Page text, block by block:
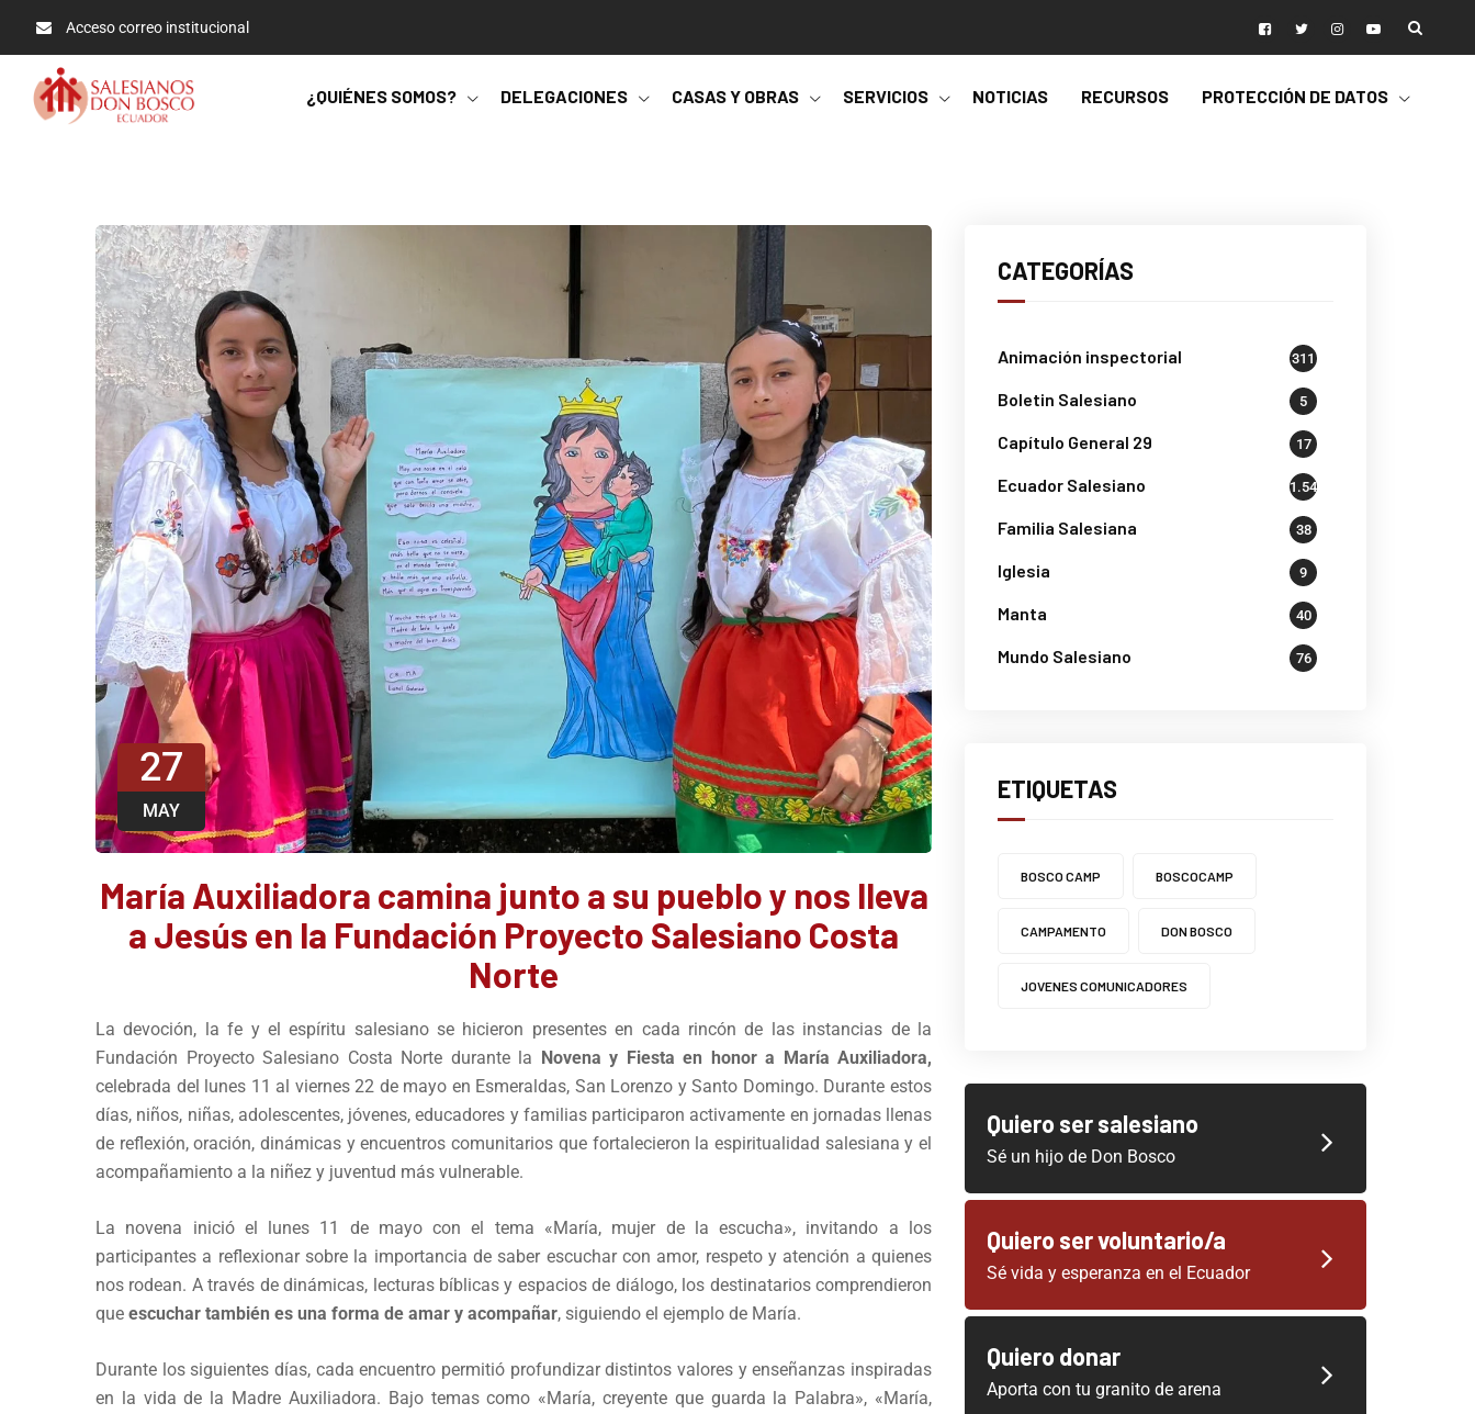
Acceso correo institucional
¿QUIÉNES SOMOS? DELEGACIONES CASAS Y OBRAS SERVICIOS NOTICIAS RECURSOS PROTECCIÓN DE DATOS
27
MAY
María Auxiliadora camina junto a su pueblo y nos lleva
a Jesús en la Fundación Proyecto Salesiano Costa
Norte
La devoción, la fe y el espíritu salesiano se hicieron presentes en cada rincón de las instancias de la
Fundación Proyecto Salesiano Costa Norte durante la Novena y Fiesta en honor a María Auxiliadora,
celebrada del lunes 11 al viernes 22 de mayo en Esmeraldas, San Lorenzo y Santo Domingo. Durante estos
días, niños, niñas, adolescentes, jóvenes, educadores y familias participaron activamente en jornadas llenas
de reflexión, oración, dinámicas y encuentros comunitarios que fortalecieron la espiritualidad salesiana y el
acompañamiento a la niñez y juventud más vulnerable.
La novena inició el lunes 11 de mayo con el tema «María, mujer de la escucha», invitando a los
participantes a reflexionar sobre la importancia de saber escuchar con amor, respeto y atención a quienes
nos rodean. A través de dinámicas, lecturas bíblicas y espacios de diálogo, los destinatarios comprendieron
que escuchar también es una forma de amar y acompañar, siguiendo el ejemplo de María.
Durante los siguientes días, cada encuentro permitió profundizar distintos valores y enseñanzas inspiradas
en la vida de la Madre Auxiliadora. Bajo temas como «María, creyente que guarda la Palabra», «María,
CATEGORÍAS
Animación inspectorial 311
Boletin Salesiano 5
Capítulo General 29 17
Ecuador Salesiano 1.541
Familia Salesiana 38
Iglesia 9
Manta 40
Mundo Salesiano 76
ETIQUETAS
BOSCO CAMP BOSCOCAMP
CAMPAMENTO DON BOSCO
JOVENES COMUNICADORES
Quiero ser salesiano
Sé un hijo de Don Bosco
Quiero ser voluntario/a
Sé vida y esperanza en el Ecuador
Quiero donar
Aporta con tu granito de arena